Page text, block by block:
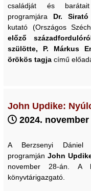
családját és
programjára Dr.
kutató (Országos
előző
szülötte, P. Márkus
örökös tagja című
John Updike:
2024. november
A Berzsenyi Dániel
programjánJohn
november 28-án. A
könyvtárigazgató.